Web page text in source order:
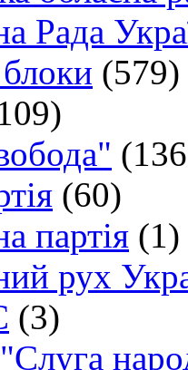
Рада
блоки (579)
(60)
партія (1)
рух
(3)
"Слуга